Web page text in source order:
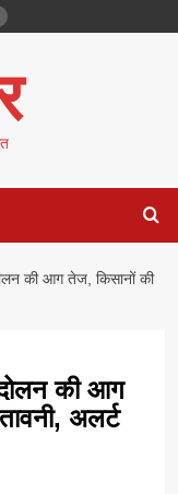
की आग तेज, किसानों की
की आग
अलर्ट